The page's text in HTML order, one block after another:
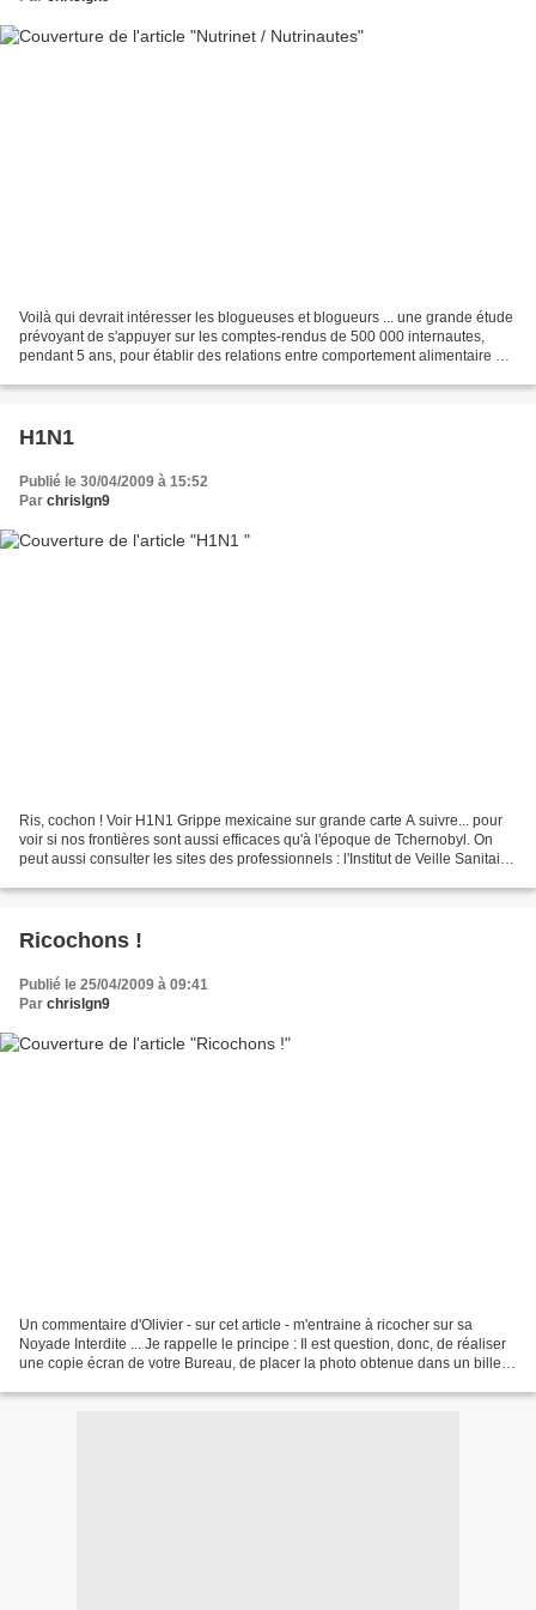
Voilà qui devrait intéresser les blogueuses et blogueurs ... une grande étude
prévoyant de s'appuyer sur les comptes-rendus de 500 000 internautes,
pendant 5 ans, pour établir des relations entre comportement alimentaire et
H1N1
Publié le 30/04/2009 à 15:52
Par chrislgn9
Ris, cochon ! Voir H1N1 Grippe mexicaine sur grande carte A suivre... pour
voir si nos frontières sont aussi efficaces qu'à l'époque de Tchernobyl. On
peut aussi consulter les sites des professionnels : l'Institut de Veille Sanitaire,
Ricochons !
Publié le 25/04/2009 à 09:41
Par chrislgn9
Un commentaire d'Olivier - sur cet article - m'entraine à ricocher sur sa
Noyade Interdite ... Je rappelle le principe : Il est question, donc, de réaliser
une copie écran de votre Bureau, de placer la photo obtenue dans un billet